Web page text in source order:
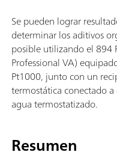
Se pueden lograr
determinar los aditivos
posible utilizando el 894
Professional VA)
Pt1000, junto con un
termostática conectado
agua termostatizado.
Resumen